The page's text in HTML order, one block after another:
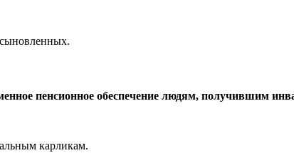
пенсионное обеспечение людям, получившим
карликам.